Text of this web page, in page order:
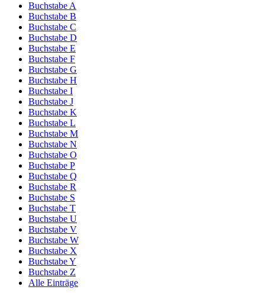
Buchstabe A
Buchstabe B
Buchstabe C
Buchstabe D
Buchstabe E
Buchstabe F
Buchstabe G
Buchstabe H
Buchstabe I
Buchstabe J
Buchstabe K
Buchstabe L
Buchstabe M
Buchstabe N
Buchstabe O
Buchstabe P
Buchstabe Q
Buchstabe R
Buchstabe S
Buchstabe T
Buchstabe U
Buchstabe V
Buchstabe W
Buchstabe X
Buchstabe Y
Buchstabe Z
Alle Einträge